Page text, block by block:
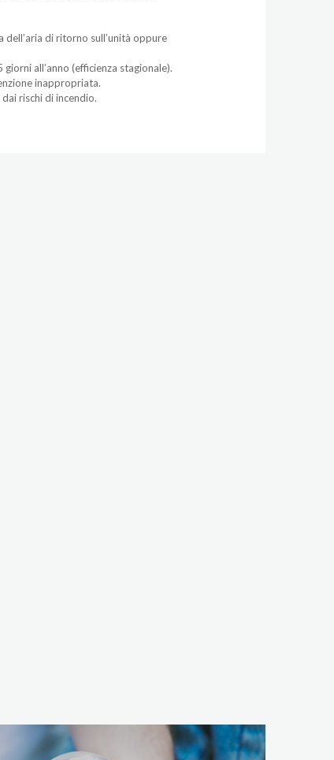
di ritorno sull’unità oppure
all’anno (efficienza stagionale).
inappropriata.
rischi di incendio.